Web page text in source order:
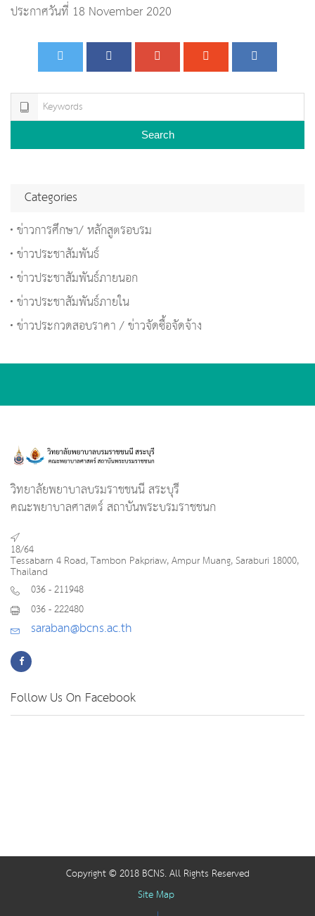
ประกาศวันที่ 18 November 2020
Search
Categories
ข่าวการศึกษา/ หลักสูตรอบรม
ข่าวประชาสัมพันธ์
ข่าวประชาสัมพันธ์ภายนอก
ข่าวประชาสัมพันธ์ภายใน
ข่าวประกวดสอบราคา / ข่าวจัดซื้อจัดจ้าง
วิทยาลัยพยาบาลบรมราชชนนี สระบุรี
คณะพยาบาลศาสตร์ สถาบันพระบรมราชชนก
18/64
Tessabarn 4 Road, Tambon Pakpriaw, Ampur Muang, Saraburi 18000,
Thailand
036 - 211948
036 - 222480
saraban@bcns.ac.th
Follow Us On Facebook
Copyright © 2018 BCNS. All Rights Reserved
Site Map